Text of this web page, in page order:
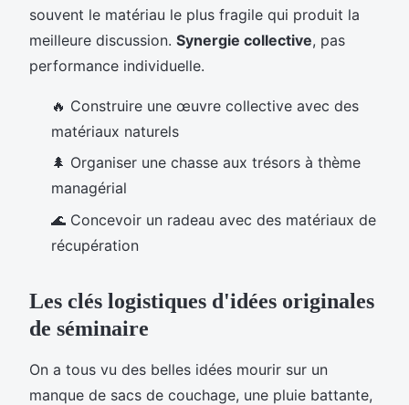
souvent le matériau le plus fragile qui produit la
meilleure discussion. Synergie collective, pas
performance individuelle.
🔥 Construire une œuvre collective avec des
matériaux naturels
🌲 Organiser une chasse aux trésors à thème
managérial
🌊 Concevoir un radeau avec des matériaux de
récupération
Les clés logistiques d'idées originales
de séminaire
On a tous vu des belles idées mourir sur un
manque de sacs de couchage, une pluie battante,